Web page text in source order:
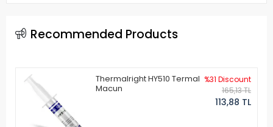
Recommended Products
Thermalright HY510 Termal
Macun
%31 Discount
165,13 TL
113,88 TL